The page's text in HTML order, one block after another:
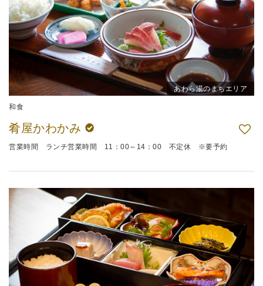
あわら湯のまちエリア
和食
肴屋かわかみ
営業時間 ランチ営業時間 11：00～14：00 不定休 ※要予約